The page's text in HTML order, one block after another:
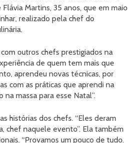
Martins, 35 anos, que em maio
realizado pela chef do
outros chefs prestigiados na
de quem tem mais que
aprendeu novas técnicas, por
com as práticas que aprendi na
na massa para esse Natal”.
histórias dos chefs. “Eles deram
chef naquele evento”. Ela também
“Provamos um pouco de tudo.